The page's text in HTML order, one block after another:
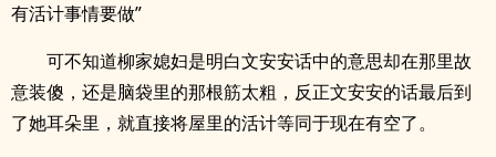
有活计事情要做”
可不知道柳家媳妇是明白文安安话中的意思却在那里故
意装傻，还是脑袋里的那根筋太粗，反正文安安的话最后到
了她耳朵里，就直接将屋里的活计等同于现在有空了。